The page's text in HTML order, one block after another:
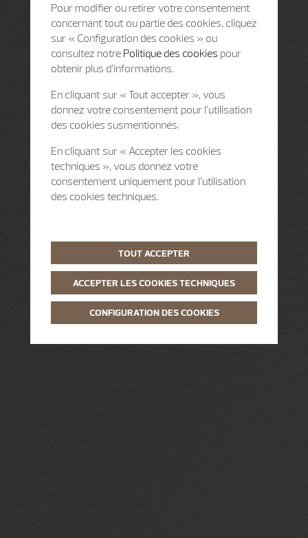
Pour modifier ou retirer votre consentement
concernant tout ou partie des cookies, cliquez
sur « Configuration des cookies » ou
consultez notre Politique des cookies pour
obtenir plus d’informations.
En cliquant sur « Tout accepter », vous
donnez votre consentement pour l’utilisation
des cookies susmentionnés.
En cliquant sur « Accepter les cookies
techniques », vous donnez votre
consentement uniquement pour l’utilisation
des cookies techniques.
TOUT ACCEPTER
ACCEPTER LES COOKIES TECHNIQUES
CONFIGURATION DES COOKIES